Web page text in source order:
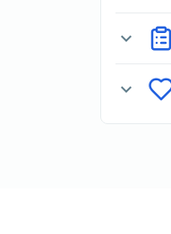
expand_more
expand_more